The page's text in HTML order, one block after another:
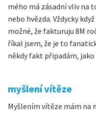
mého má zásadní vliv
nebo hvězda. Vždycky
možné, že fakturuju 8M
říkal jsem, že je to
někdy fakt připadám,
myšlení vítěze
Myšlením vítěze mám na